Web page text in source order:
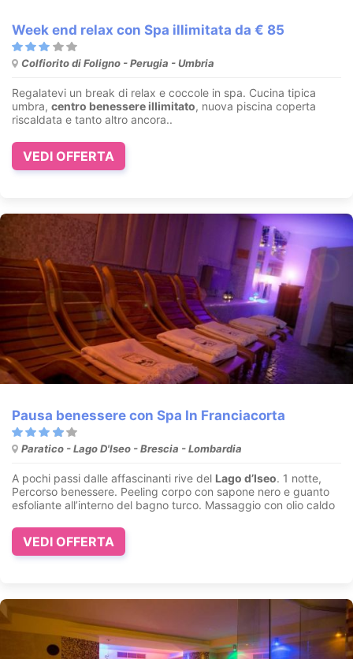
Week end relax con Spa illimitata da € 85
Colfiorito di Foligno - Perugia - Umbria
Regalatevi un break di relax e coccole in spa. Cucina tipica
umbra, centro benessere illimitato, nuova piscina coperta
riscaldata e tanto altro ancora..
VEDI OFFERTA
Pausa benessere con Spa In Franciacorta
Paratico - Lago D'Iseo - Brescia - Lombardia
A pochi passi dalle affascinanti rive del Lago d’Iseo. 1 notte,
Percorso benessere. Peeling corpo con sapone nero e guanto
esfoliante all’interno del bagno turco. Massaggio con olio caldo
VEDI OFFERTA